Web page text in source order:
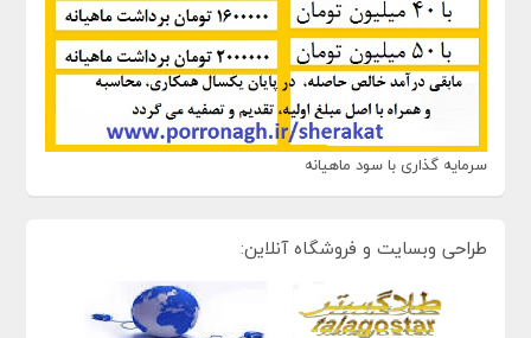
سرمایه گذاری با سود ماهیانه
طراحی وبسایت و فروشگاه آنلاین: